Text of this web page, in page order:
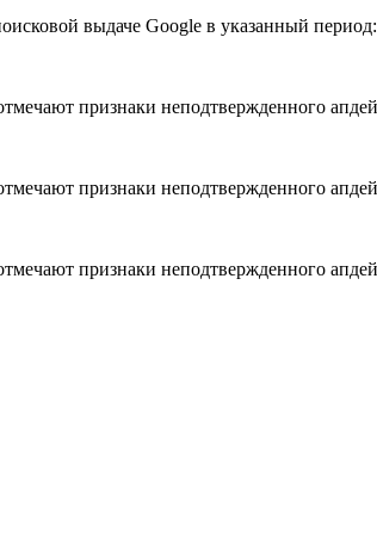
выдаче Google в указанный период: